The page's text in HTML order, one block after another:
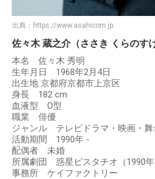
出典： https://www.asahicom.jp
佐々木 蔵之介（ささき くらのすけ
本名 佐々木 秀明
生年月日 1968年2月4日
出生地 京都府京都市上京区
身長 182 cm
血液型 O型
職業 俳優
ジャンル テレビドラマ・映画・舞
活動期間 1990年 -
配偶者 未婚
所属劇団 惑星ピスタチオ（1990年
事務所 ケイファクトリー